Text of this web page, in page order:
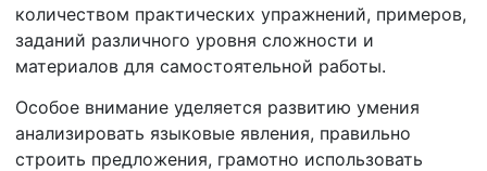
количеством практических упражнений, примеров,
заданий различного уровня сложности и
материалов для самостоятельной работы.
Особое внимание уделяется развитию умения
анализировать языковые явления, правильно
строить предложения, грамотно использовать